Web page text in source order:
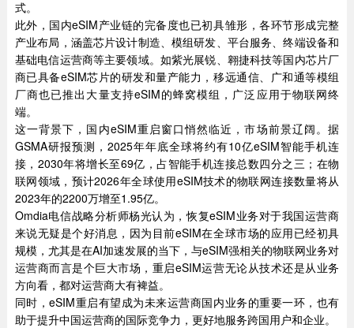
式。
此外，国内eSIM产业链的完备度也已初具雏形，各环节形成完整
产业布局，涵盖芯片设计制造、模组研发、平台服务、终端设备和
基础电信运营商等主要领域。如紫光展锐、翱捷科技等国内芯片厂
商已具备eSIM芯片的研发和量产能力，移远通信、广和通等模组
厂商也已推出大量支持eSIM的蜂窝模组，广泛应用于物联网终
端。
这一背景下，国内eSIM重启窗口悄然临近，市场前景辽阔。据
GSMA研报预测，2025年年底全球将约有10亿eSIM智能手机连
接，2030年将增长至69亿，占智能手机连接总数四分之三；在物
联网领域，预计2026年全球使用eSIM技术的物联网连接数量将从
2023年的2200万增至1.95亿。
Omdia电信战略分析师杨光认为，恢复eSIM业务对于我国运营商
来说无疑是个好消息，因为目前eSIM在全球市场的应用已经初具
规模，尤其是在AI加速发展的当下，与eSIM强相关的物联网业务对
运营商而言是个巨大市场，重启eSIM运营无论从技术还是从业务
方向看，都对运营商大有裨益。
同时，eSIM重启有望成为未来运营商国内业务的重要一环，也有
助于提升中国运营商的国际竞争力，更好地服务跨国用户和企业。